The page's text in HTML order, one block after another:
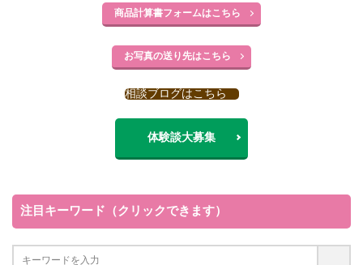
商品計算書フォームはこちら
お写真の送り先はこちら
相談ブログはこちら
体験談大募集
注目キーワード（クリックできます）